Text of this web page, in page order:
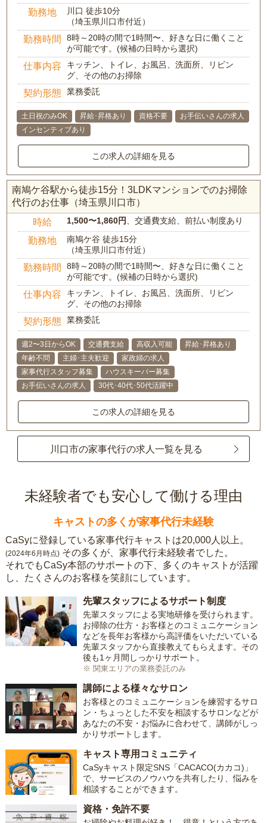
勤務地
川口 徒歩10分
（埼玉県川口市付近）
勤務時間
8時～20時の間で1時間〜、好きな日に働くこと
が可能です。(候補の日時から選択)
仕事内容
キッチン、トイレ、お風呂、洗面所、リビン
グ、その他のお掃除
契約形態 業務委託
土日祝のみOK 昇給･昇格あり 資格不要
お手伝いさんの求人
インセンティブあり
この求人の詳細を見る
南鳩ケ谷駅から徒歩15分！3LDKマンションでのお掃除
代行のお仕事（埼玉県川口市）
時給 1,500〜1,860円 、交通費支給、前払い制度あり
勤務地
南鳩ケ谷 徒歩15分
（埼玉県川口市付近）
勤務時間
8時～20時の間で1時間〜、好きな日に働くこと
が可能です。(候補の日時から選択)
仕事内容
キッチン、トイレ、お風呂、洗面所、リビン
グ、その他のお掃除
契約形態 業務委託
週2〜3日からOK 交通費支給 高収入可能
昇給･昇格あり
年齢不問
主婦･主夫歓迎
家政婦の求人
家事代行スタッフ募集
ハウスキーパー募集
お手伝いさんの求人
30代･40代･50代活躍中
この求人の詳細を見る
川口市の家事代行の求人一覧を見る
未経験者でも安心して働ける理由
キャストの多くが家事代行未経験
CaSyに登録している家事代行キャストは20,000人以上。
(2024年6月時点) その多くが、家事代行未経験者でした。
それでもCaSy本部のサポートの下、多くのキャストが活躍
し、たくさんのお客様を笑顔にしています。
先輩スタッフによるサポート制度
先輩スタッフによる実地研修を受けられます。
お掃除の仕方・お客様とのコミュニケーション
などを長年お客様から高評価をいただいている
先輩スタッフから直接教えてもらえます。その
後も1ヶ月間しっかりサポート。
※ 関東エリアの業務委託のみ
講師による様々なサロン
お客様とのコミュニケーションを練習するサロ
ン・ちょっとした不安を相談するサロンなどが
あなたの不安・お悩みに合わせて、講師がしっ
かりサポートします。
キャスト専用コミュニティ
CaSyキャスト限定SNS「CACACO(カカコ)」
で、サービスのノウハウを共有したり、悩みを
相談することができます。
資格・免許不要